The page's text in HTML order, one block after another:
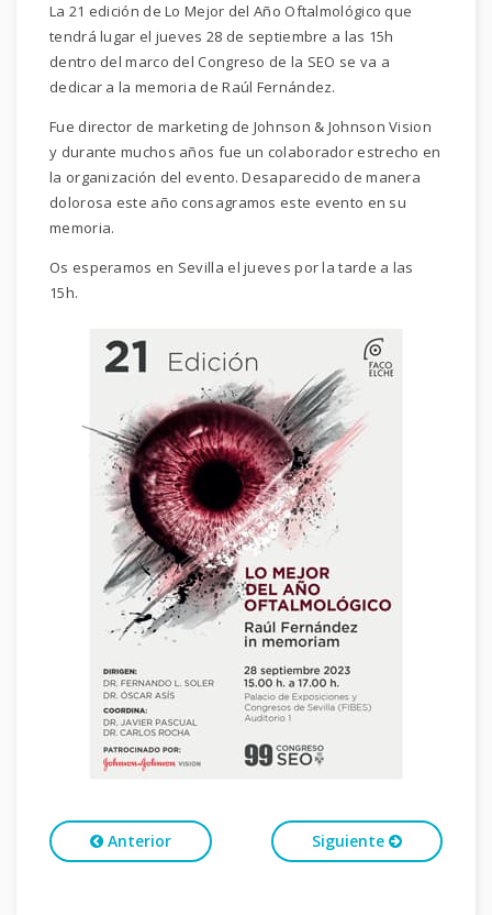
La 21 edición de Lo Mejor del Año Oftalmológico que
tendrá lugar el jueves 28 de septiembre a las 15h
dentro del marco del Congreso de la SEO se va a
dedicar a la memoria de Raúl Fernández.
Fue director de marketing de Johnson & Johnson Vision
y durante muchos años fue un colaborador estrecho en
la organización del evento. Desaparecido de manera
dolorosa este año consagramos este evento en su
memoria.
Os esperamos en Sevilla el jueves por la tarde a las
15h.
Anterior Siguiente